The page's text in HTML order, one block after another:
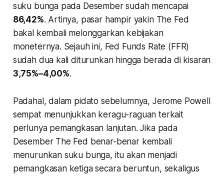
suku bunga pada Desember sudah mencapai
86,42%. Artinya, pasar hampir yakin The Fed
bakal kembali melonggarkan kebijakan
moneternya. Sejauh ini, Fed Funds Rate (FFR)
sudah dua kali diturunkan hingga berada di kisaran
3,75%–4,00%.
Padahal, dalam pidato sebelumnya, Jerome Powell
sempat menunjukkan keragu-raguan terkait
perlunya pemangkasan lanjutan. Jika pada
Desember The Fed benar-benar kembali
menurunkan suku bunga, itu akan menjadi
pemangkasan ketiga secara beruntun, sekaligus